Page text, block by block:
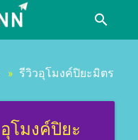
search
» รีวิวอุโมงค์ปิยะมิตร
อุโมงค์ปิยะ